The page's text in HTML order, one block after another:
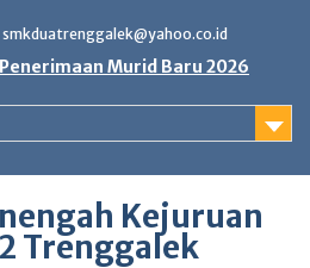
smkduatrenggalek@yahoo.co.id
Murid Baru 2026
Kejuruan
Trenggalek